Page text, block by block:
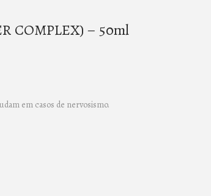
COMPLEX) – 50ml
em casos de nervosismo.